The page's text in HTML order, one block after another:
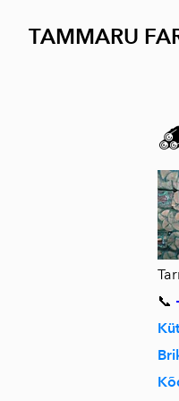
TAMMARU
📞